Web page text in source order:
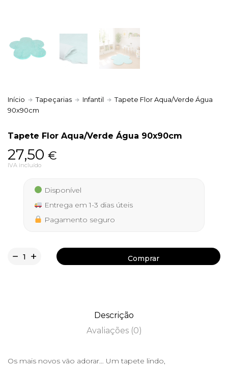
Início Tapeçarias Infantil
Tapete Flor Aqua/Verde Água
90x90cm
Tapete Flor Aqua/Verde Água 90x90cm
27,50 €
IVA incluído
Disponível
Entrega em 1-3 dias úteis
Pagamento seguro
Comprar
Descrição
Avaliações (0)
Os mais novos vão adorar… Um tapete lindo,